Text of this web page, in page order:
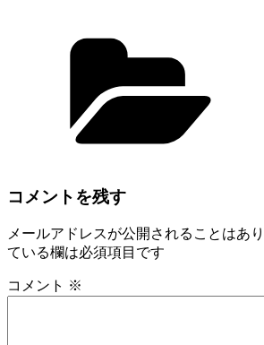
コメントを残す
メールアドレスが公開されることはあり
ている欄は必須項目です
コメント ※